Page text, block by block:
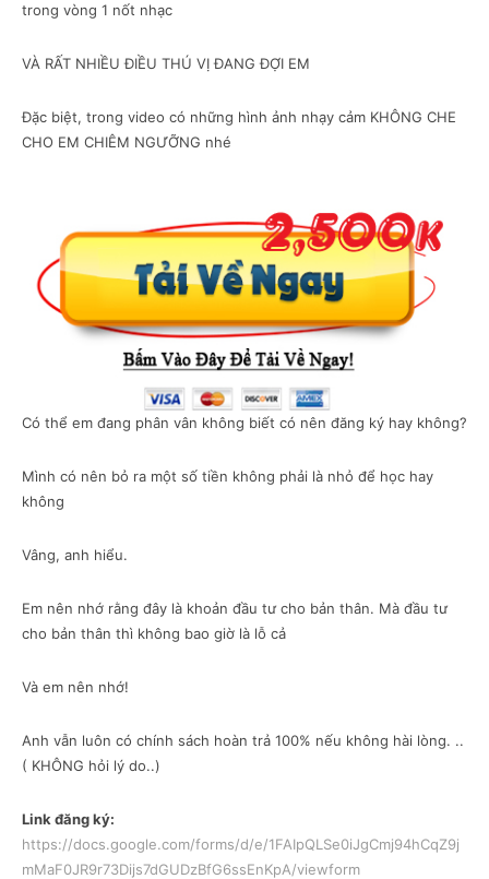
trong vòng 1 nốt nhạc
VÀ RẤT NHIỀU ĐIỀU THÚ VỊ ĐANG ĐỢI EM
Đặc biệt, trong video có những hình ảnh nhạy cảm KHÔNG CHE
CHO EM CHIÊM NGƯỠNG nhé
Có thể em đang phân vân không biết có nên đăng ký hay không?
Mình có nên bỏ ra một số tiền không phải là nhỏ để học hay
không
Vâng, anh hiểu.
Em nên nhớ rằng đây là khoản đầu tư cho bản thân. Mà đầu tư
cho bản thân thì không bao giờ là lỗ cả
Và em nên nhớ!
Anh vẫn luôn có chính sách hoàn trả 100% nếu không hài lòng. ..
( KHÔNG hỏi lý do..)
Link đăng ký:
https://docs.google.com/forms/d/e/1FAIpQLSe0iJgCmj94hCqZ9j
mMaF0JR9r73Dijs7dGUDzBfG6ssEnKpA/viewform